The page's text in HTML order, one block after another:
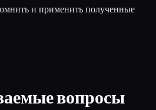
и применить полученные
вопросы